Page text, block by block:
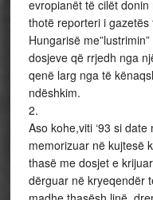
evropianët të cilët
thotë reporteri i
Hungarisë
dosjeve që rrjedh nga
qenë larg nga të
ndëshkim.
2.
Aso kohe,viti ‘93 si
memorizuar në kujtesë
thasë me dosjet e
dërguar në kryeqendër